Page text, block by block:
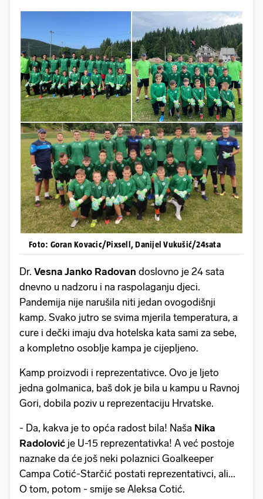
Foto: Goran Kovacic/Pixsell, Danijel Vukušić/24sata
Dr. Vesna Janko Radovan doslovno je 24 sata
dnevno u nadzoru i na raspolaganju djeci.
Pandemija nije narušila niti jedan ovogodišnji
kamp. Svako jutro se svima mjerila temperatura, a
cure i dečki imaju dva hotelska kata sami za sebe,
a kompletno osoblje kampa je cijepljeno.
Kamp proizvodi i reprezentativce. Ovo je ljeto
jedna golmanica, baš dok je bila u kampu u Ravnoj
Gori, dobila poziv u reprezentaciju Hrvatske.
- Da, kakva je to opća radost bila! Naša Nika
Radolović je U-15 reprezentativka! A već postoje
naznake da će još neki polaznici Goalkeeper
Campa Cotić-Starčić postati reprezentativci, ali...
O tom, potom - smije se Aleksa Cotić.